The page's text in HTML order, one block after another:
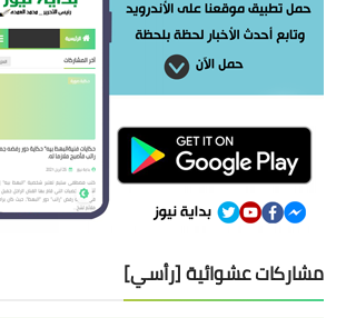
مشاركات عشوائية [رأسي]